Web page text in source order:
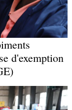
d'exemption